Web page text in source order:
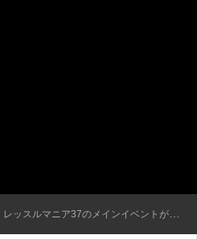
レッスルマニア37のメインイベントが明らかになる UP DATE